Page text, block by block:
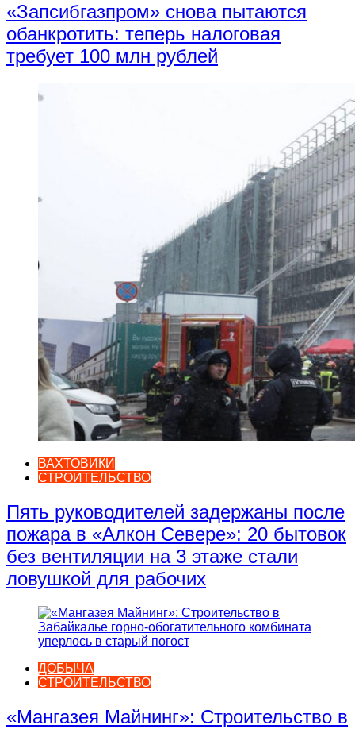
«Запсибгазпром» снова пытаются
обанкротить: теперь налоговая
требует 100 млн рублей
ВАХТОВИКИ
СТРОИТЕЛЬСТВО
Пять руководителей задержаны после
пожара в «Алкон Севере»: 20 бытовок
без вентиляции на 3 этаже стали
ловушкой для рабочих
ДОБЫЧА
СТРОИТЕЛЬСТВО
«Мангазея Майнинг»: Строительство в